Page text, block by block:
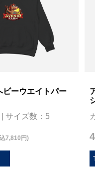
ビーウエイトパー
サイズ数：5
7,810円)